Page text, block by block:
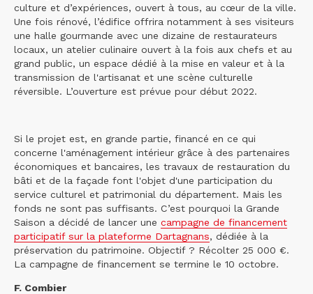
culture et d’expériences, ouvert à tous, au cœur de la ville.
Une fois rénové, l’édifice offrira notamment à ses visiteurs
une halle gourmande avec une dizaine de restaurateurs
locaux, un atelier culinaire ouvert à la fois aux chefs et au
grand public, un espace dédié à la mise en valeur et à la
transmission de l'artisanat et une scène culturelle
réversible. L’ouverture est prévue pour début 2022.
Si le projet est, en grande partie, financé en ce qui
concerne l'aménagement intérieur grâce à des partenaires
économiques et bancaires, les travaux de restauration du
bâti et de la façade font l'objet d'une participation du
service culturel et patrimonial du département. Mais les
fonds ne sont pas suffisants. C’est pourquoi la Grande
Saison a décidé de lancer une campagne de financement
participatif sur la plateforme Dartagnans, dédiée à la
préservation du patrimoine. Objectif ? Récolter 25 000 €.
La campagne de financement se termine le 10 octobre.
F. Combier